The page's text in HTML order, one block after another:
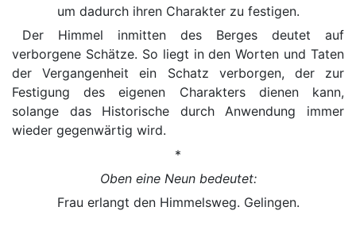
um dadurch ihren Charakter zu festigen.
Der Himmel inmitten des Berges deutet auf
verborgene Schätze. So liegt in den Worten und Taten
der Vergangenheit ein Schatz verborgen, der zur
Festigung des eigenen Charakters dienen kann,
solange das Historische durch Anwendung immer
wieder gegenwärtig wird.
*
Oben eine Neun bedeutet:
Frau erlangt den Himmelsweg. Gelingen.